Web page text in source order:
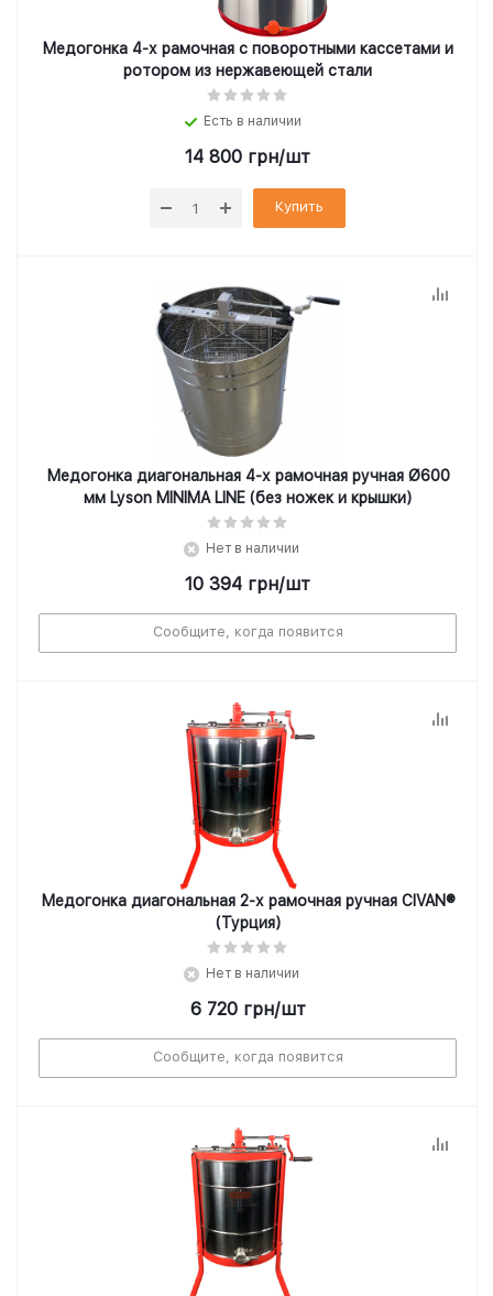
Медогонка 4-х рамочная с поворотными кассетами и
ротором из нержавеющей стали
Есть в наличии
14 800 грн/шт
Купить
Медогонка диагональная 4-х рамочная ручная Ø600
мм Lyson MINIMA LINE (без ножек и крышки)
Нет в наличии
10 394 грн/шт
Сообщите, когда появится
Медогонка диагональная 2-х рамочная ручная CIVAN®
(Турция)
Нет в наличии
6 720грн/шт
Сообщите, когда появится